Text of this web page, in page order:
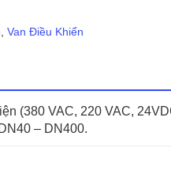
Van Điều Khiển
(380 VAC, 220 VAC,
– DN400.